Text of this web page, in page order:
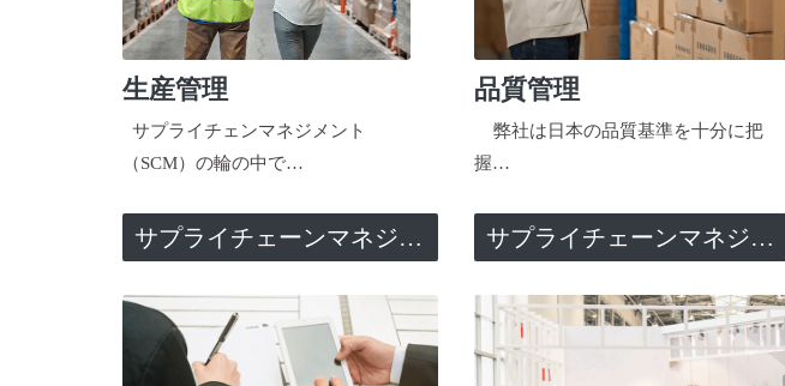
生産管理
サプライチェンマネジメント
（SCM）の輪の中で…
サプライチェーンマネジメント
品質管理
弊社は日本の品質基準を十分に把
握…
サプライチェーンマネジメント